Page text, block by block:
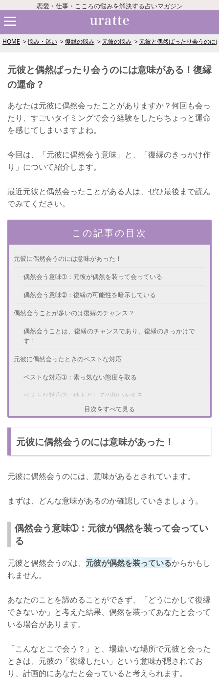
恋愛・仕事・こころの悩みを解決する占いマガジン
HOME 悩み・迷い 復縁の悩み 元彼の悩み 元彼と偶然ばったり会うのに
元彼と偶然ばったり会うのには意味がある！復縁
の運命？
あなたは元彼に偶然会ったことがありますか？何回も会っ
たり、すごいタイミングで会う経験をしたらちょっと運命
を感じてしまいますよね。
今回は、「元彼に偶然会う意味」と、「復縁のきっかけ作
り」について紹介します。
最近元彼と偶然会ったことがある人は、ぜひ最後まで読ん
でみてください。
この記事の目次
元彼に偶然会うのには意味があった！
偶然会う意味➀：元彼が偶然を装って会っている
偶然会う意味➁：復縁の可能性を暗示している
偶然会うことが多いのは復縁のチャンス？
偶然会うことは、復縁のチャンスであり、復縁のきっかけで
す！
元彼に偶然会ったときのベストな対応
ベストな対応➀：素っ気ない態度を取る
ベストな対応➁：他人としての扱いをする
元彼と復縁するきっかけ作り
きっかけ作り➁：会ったことをきっかけに連絡を取り合う
目次をすべて見る
元彼に偶然会うのには意味があった！
元彼に偶然会うのには、意味があるとされています。
まずは、どんな意味があるのか確認していきましょう。
偶然会う意味➀：元彼が偶然を装って会ってい
る
元彼と偶然会うのは、 元彼が偶然を装っているからかもし
れません。
あなたのことを諦めることができず、「どうにかして復縁
できないか」と考えた結果、偶然を装ってあなたと会って
いる場合があります。
「こんなとこで会う？」と、場違いな場所で元彼と会った
ときは、元彼の「復縁したい」という意味が隠されてお
り、計画的にあなたと会っていると考えられます。